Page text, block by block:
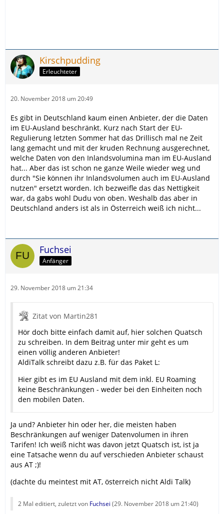
Kirschpudding
Erleuchteter
20. November 2018 um 20:49
Es gibt in Deutschland kaum einen Anbieter, der die Daten
im EU-Ausland beschränkt. Kurz nach Start der EU-
Regulierung letzten Sommer hat das Drillisch mal ne Zeit
lang gemacht und mit der kruden Rechnung ausgerechnet,
welche Daten von den Inlandsvolumina man im EU-Ausland
hat... Aber das ist schon ne ganze Weile wieder weg und
durch "Sie können ihr Inlandsvolumen auch im EU-Ausland
nutzen" ersetzt worden. Ich bezweifle das das Nettigkeit
war, da gabs wohl Dudu von oben. Weshalb das aber in
Deutschland anders ist als in Österreich weiß ich nicht...
Fuchsei
Anfänger
29. November 2018 um 21:34
Zitat von Martin281
Hör doch bitte einfach damit auf, hier solchen Quatsch
zu schreiben. In dem Beitrag unter mir geht es um
einen völlig anderen Anbieter!
AldiTalk schreibt dazu z.B. für das Paket L:
Hier gibt es im EU Ausland mit dem inkl. EU Roaming
keine Beschränkungen - weder bei den Einheiten noch
den mobilen Daten.
Ja und? Anbieter hin oder her, die meisten haben
Beschränkungen auf weniger Datenvolumen in ihren
Tarifen! Ich weiß nicht was davon jetzt Quatsch ist, ist ja
eine Tatsache wenn du auf verschieden Anbieter schaust
aus AT ;)!
(dachte du meintest mit AT, österreich nicht Aldi Talk)
2 Mal editiert, zuletzt von Fuchsei (29. November 2018 um 21:40)